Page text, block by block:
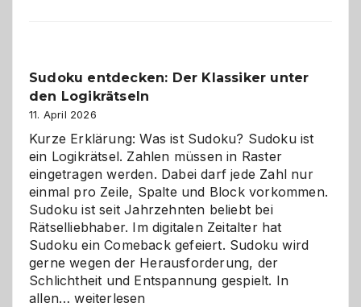
Sudoku entdecken: Der Klassiker unter
den Logikrätseln
11. April 2026
Kurze Erklärung: Was ist Sudoku? Sudoku ist
ein Logikrätsel. Zahlen müssen in Raster
eingetragen werden. Dabei darf jede Zahl nur
einmal pro Zeile, Spalte und Block vorkommen.
Sudoku ist seit Jahrzehnten beliebt bei
Rätselliebhaber. Im digitalen Zeitalter hat
Sudoku ein Comeback gefeiert. Sudoku wird
gerne wegen der Herausforderung, der
Schlichtheit und Entspannung gespielt. In
allen…Sudoku
weiterlesen